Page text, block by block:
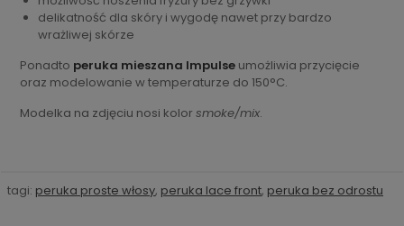
delikatność dla skóry i wygodę nawet przy bardzo
wrażliwej skórze
Ponadto peruka mieszana Impulse umożliwia przycięcie
oraz modelowanie w temperaturze do 150°C.
Modelka na zdjęciu nosi kolor smoke/mix.
tagi: peruka proste włosy, peruka lace front, peruka bez odrostu